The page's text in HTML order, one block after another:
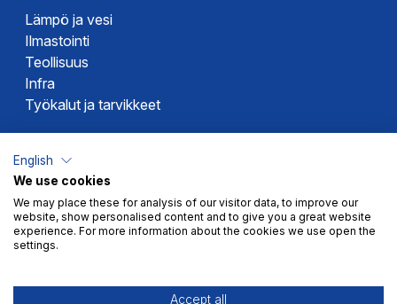
Lämpö ja vesi
Ilmastointi
Teollisuus
Infra
Työkalut ja tarvikkeet
Altech
Alterna
Novipro
Votec
English
We use cookies
We may place these for analysis of our visitor data, to improve our
website, show personalised content and to give you a great website
experience. For more information about the cookies we use open the
settings.
Accept all